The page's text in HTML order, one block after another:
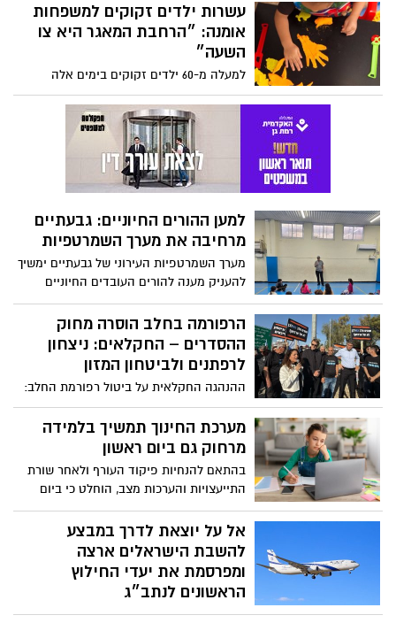
הוארכו ללא שינוי עד ליום שבת, 4 באפריל
2026, בשעה 20:00. בפיקוד העורף מציינים כי
ימשיכו לבחון בימים הקרובים התאמות
הנדרש בין הצלת חיים לבין קיום שגרת חירום.
במידה ויחולו שינויים בהתאם להערכת המצב,
המדיניות תעודכן ותפורסם לציבור.
עשרות ילדים זקוקים למשפחות
אומנה: ״הרחבת המאגר היא צו
השעה״
למעלה מ-60 ילדים זקוקים בימים אלה
למשפחות אומנה ונמצאים בינתיים במסגרות
חירום; בארגוני האומנה מעריכים כי המספר
צפוי לזנק עם התייצבות המצב הביטחוני
למען ההורים החיוניים: גבעתיים
מרחיבה את מערך השמרטפיות
מערך השמרטפיות העירוני של גבעתיים ימשיך
להעניק מענה להורים העובדים החיוניים
לקראת חופשת פסח
הרפורמה בחלב הוסרה מחוק
ההסדרים – החקלאים: ניצחון
לרפתנים ולביטחון המזון
ההנהגה החקלאית על ביטול רפורמת החלב:
״זו העת להצדיע לחקלאי ישראל שלמרות
הסיכון ממשיכים כל העת בכל רחבי הארץ
לספק תוצרת טרייה לאזרחי ישראל״
מערכת החינוך תמשיך בלמידה
מרחוק גם ביום ראשון
בהתאם להנחיות פיקוד העורף ולאחר שורת
התייעצויות והערכות מצב, הוחלט כי ביום
ראשון (8.3) תמשיך מערכת החינוך לפעול
במתכונת של למידה מרחוק בכל מוסדות
החינוך.
אל על יוצאת לדרך במבצע
להשבת הישראלים ארצה
ומפרסמת את יעדי החילוץ
הראשונים לנתב״ג
בכפוף לאישור המדינה וגופי הביטחון, תיבחן